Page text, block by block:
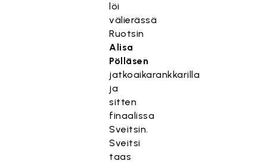
löi
välierässä
Ruotsin
Alisa
Pölläsen
jatkoaikarankkarilla
ja
sitten
finaalissa
Sveitsin.
Sveitsi
taas